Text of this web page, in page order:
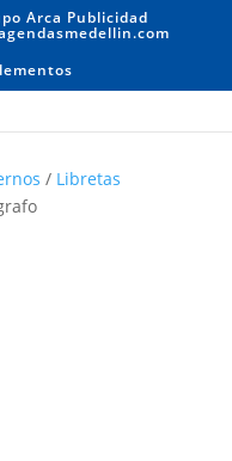
Arca Publicidad
/ Libretas